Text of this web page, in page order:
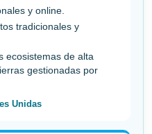
y online.
tradicionales y
ecosistemas de alta
gestionadas por
Unidas